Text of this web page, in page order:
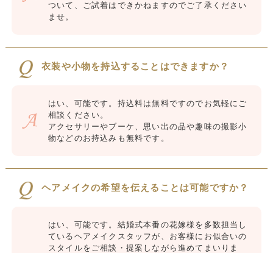
ついて、ご試着はできかねますのでご了承ください
ませ。
衣装や小物を持込することはできますか？
はい、可能です。持込料は無料ですのでお気軽にご
相談ください。
アクセサリーやブーケ、思い出の品や趣味の撮影小
物などのお持込みも無料です。
ヘアメイクの希望を伝えることは可能ですか？
はい、可能です。結婚式本番の花嫁様を多数担当し
ているヘアメイクスタッフが、お客様にお似合いの
スタイルをご相談・提案しながら進めてまいりま